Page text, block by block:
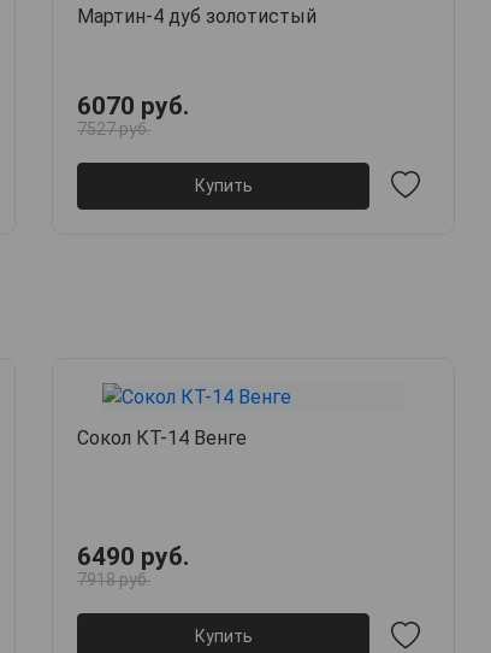
Мартин-4 дуб золотистый
6070 руб.
7527 руб.
Купить
Сокол КТ-14 Венге
6490 руб.
7918 руб.
Купить